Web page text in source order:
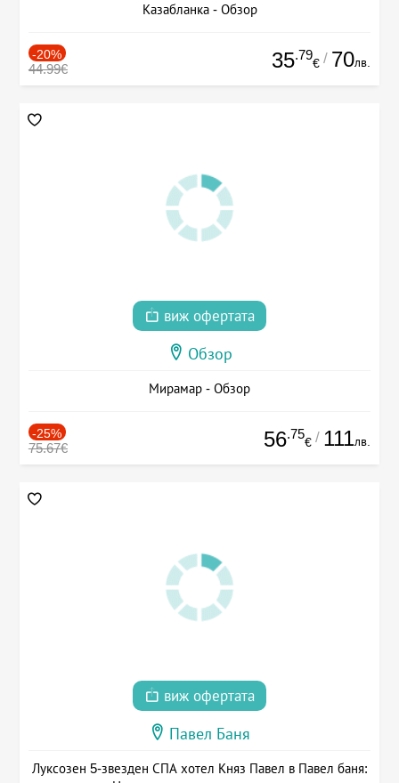
Казабланка - Обзор
-20%
44.99€ 35.79
€ / 70лв.
виж офертата
Обзор
Мирамар - Обзор
-25%
75.67€ 56.75
€ / 111лв.
виж офертата
Павел Баня
Луксозен 5-звезден СПА хотел Княз Павел в Павел баня: